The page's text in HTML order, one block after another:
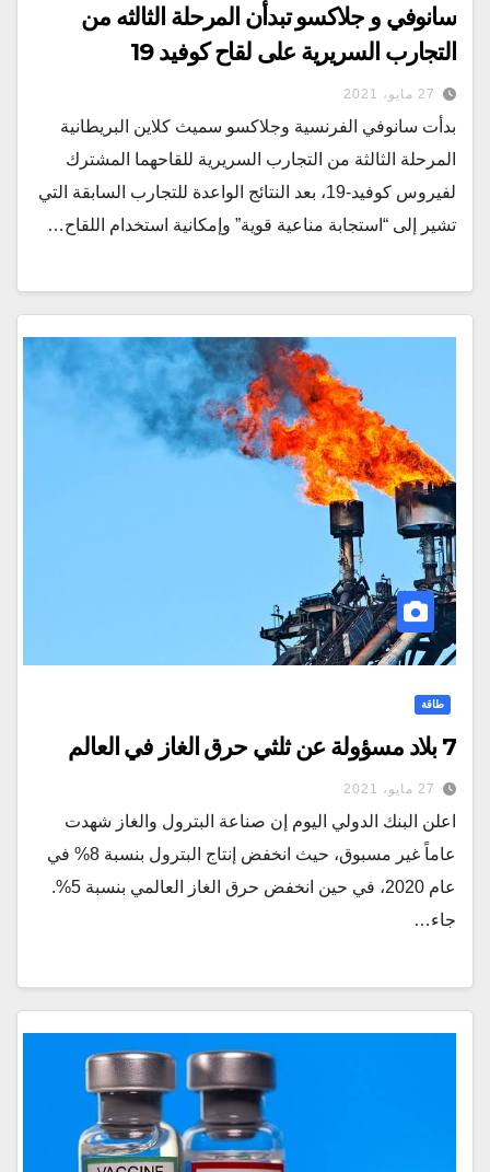
سانوفي و جلاكسو تبدأن المرحلة الثالثه من
التجارب السريرية على لقاح كوفيد 19
27 مايو، 2021
بدأت سانوفي الفرنسية وجلاكسو سميث كلاين البريطانية
المرحلة الثالثة من التجارب السريرية للقاحهما المشترك
لفيروس كوفيد-19، بعد النتائج الواعدة للتجارب السابقة التي
تشير إلى “استجابة مناعية قوية” وإمكانية استخدام اللقاح…
طاقة
7 بلاد مسؤولة عن ثلثي حرق الغاز في العالم
27 مايو، 2021
اعلن البنك الدولي اليوم إن صناعة البترول والغاز شهدت
عاماً غير مسبوق، حيث انخفض إنتاج البترول بنسبة 8% في
عام 2020، في حين انخفض حرق الغاز العالمي بنسبة 5%.
جاء…